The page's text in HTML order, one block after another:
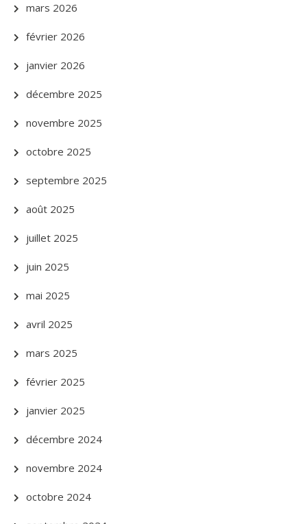
mars 2026
février 2026
janvier 2026
décembre 2025
novembre 2025
octobre 2025
septembre 2025
août 2025
juillet 2025
juin 2025
mai 2025
avril 2025
mars 2025
février 2025
janvier 2025
décembre 2024
novembre 2024
octobre 2024